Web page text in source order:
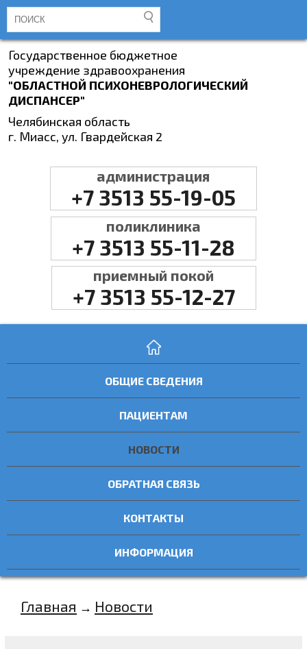
Государственное бюджетное
учреждение здравоохранения
"ОБЛАСТНОЙ ПСИХОНЕВРОЛОГИЧЕСКИЙ
ДИСПАНСЕР"
Челябинская область
г. Миасс, ул. Гвардейская 2
администрация
+7 3513 55-19-05
поликлиника
+7 3513 55-11-28
приемный покой
+7 3513 55-12-27
ОБЩИЕ СВЕДЕНИЯ
ПАЦИЕНТАМ
НОВОСТИ
ОБРАТНАЯ СВЯЗЬ
КОНТАКТЫ
ИНФОРМАЦИЯ
Главная → Новости